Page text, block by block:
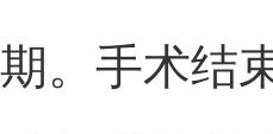
期。手术结